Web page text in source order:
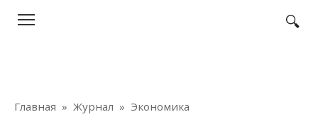
Главная » Журнал » Экономика